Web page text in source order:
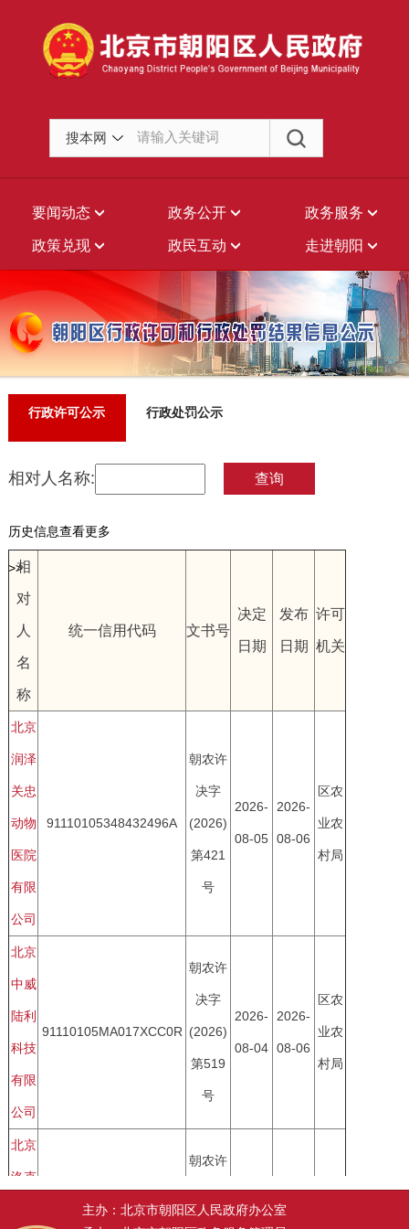
搜本网
要闻动态 政务公开 政务服务
政策兑现 政民互动 走进朝阳
行政许可公示 行政处罚公示
主办：北京市朝阳区人民政府办公室